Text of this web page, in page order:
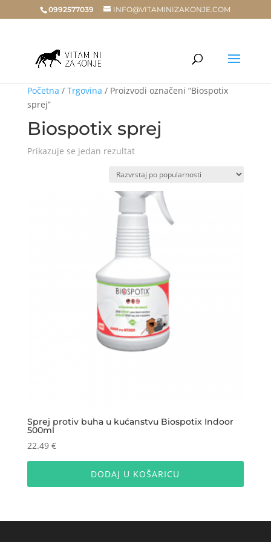
0992577039 INFO@VITAMINIZAKONJE.COM
Početna / Trgovina / Proizvodi označeni “Biospotix
sprej”
Biospotix sprej
Prikazuje se jedan rezultat
Sprej protiv buha u kućanstvu Biospotix Indoor
500ml
22.49 €
DODAJ U KOŠARICU